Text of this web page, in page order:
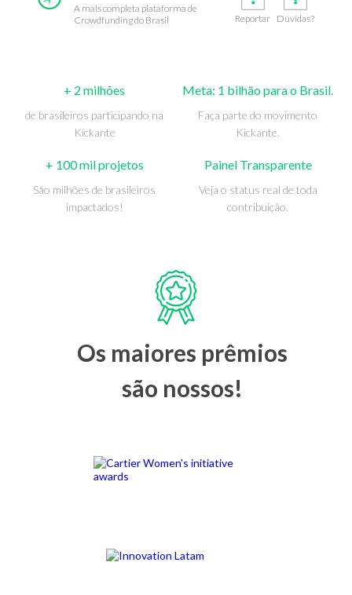
A mais completa plataforma de
Crowdfunding do Brasil
Reportar Dúvidas?
+ 2 milhões
de brasileiros participando na
Kickante
Meta: 1 bilhão para o Brasil.
Faça parte do movimento
Kickante.
+ 100 mil projetos
São milhões de brasileiros
impactados!
Painel Transparente
Veja o status real de toda
contribuição.
Os maiores prêmios
são nossos!